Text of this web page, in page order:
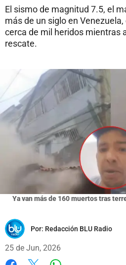
El sismo de magnitud 7.5, el
más de un siglo en
cerca de mil heridos mientras
rescate.
Ya van más de 160 muertos tras
Por: Redacción BLU Radio
25 de Jun, 2026